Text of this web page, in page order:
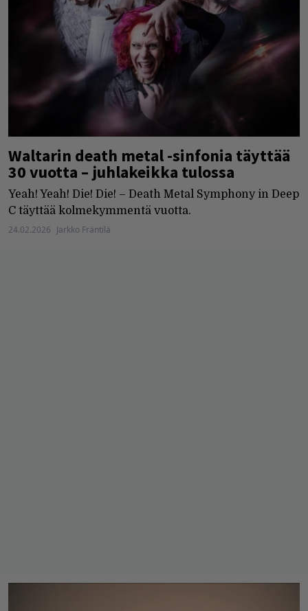
Waltarin death metal -sinfonia täyttää
30 vuotta – juhlakeikka tulossa
Yeah! Yeah! Die! Die! – Death Metal Symphony in Deep
C täyttää kolmekymmentä vuotta.
24.02.2026 Jarkko Fräntilä